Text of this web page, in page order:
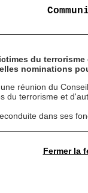
du
nominations
réunion du
du terrorisme et
dans ses
Fermer la